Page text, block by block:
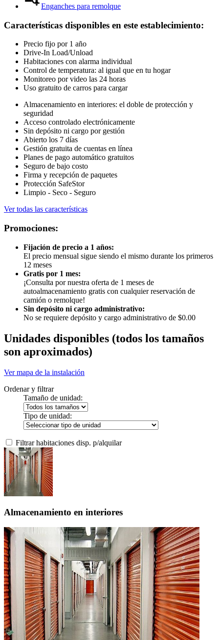
Enganches para remolque
Características disponibles en este establecimiento:
Precio fijo por 1 año
Drive-In Load/Unload
Habitaciones con alarma individual
Control de temperatura: al igual que en tu hogar
Monitoreo por video las 24 horas
Uso gratuito de carros para cargar
Almacenamiento en interiores: el doble de protección y
seguridad
Acceso controlado electrónicamente
Sin depósito ni cargo por gestión
Abierto los 7 días
Gestión gratuita de cuentas en línea
Planes de pago automático gratuitos
Seguro de bajo costo
Firma y recepción de paquetes
Protección SafeStor
Limpio - Seco - Seguro
Ver todas las características
Promociones:
Fijación de precio a 1 años:
El precio mensual sigue siendo el mismo durante los primeros
12 meses
Gratis por 1 mes:
¡Consulta por nuestra oferta de 1 meses de
autoalmacenamiento gratis con cualquier reservación de
camión o remolque!
Sin depósito ni cargo administrativo:
No se requiere depósito y cargo administrativo de $0.00
Unidades disponibles (todos los tamaños
son aproximados)
Ver mapa de la instalación
Ordenar y filtrar
Tamaño de unidad:
Tipo de unidad:
Filtrar habitaciones disp. p/alquilar
Almacenamiento en interiores